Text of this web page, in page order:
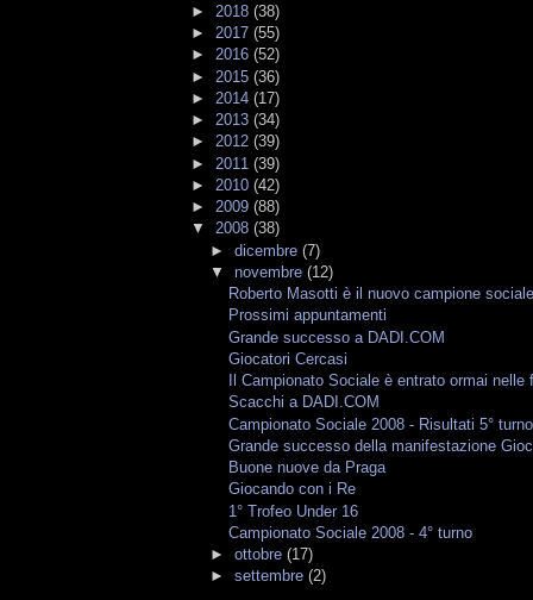
► 2018 (38)
► 2017 (55)
► 2016 (52)
► 2015 (36)
► 2014 (17)
► 2013 (34)
► 2012 (39)
► 2011 (39)
► 2010 (42)
► 2009 (88)
▼ 2008 (38)
► dicembre (7)
▼ novembre (12)
Roberto Masotti è il nuovo campione
Prossimi appuntamenti
Grande successo a DADI.COM
Giocatori Cercasi
Il Campionato Sociale è entrato ormai
Scacchi a DADI.COM
Campionato Sociale 2008 - Risultati 5° turno
Grande successo della manifestazione
Buone nuove da Praga
Giocando con i Re
1° Trofeo Under 16
Campionato Sociale 2008 - 4° turno
► ottobre (17)
► settembre (2)